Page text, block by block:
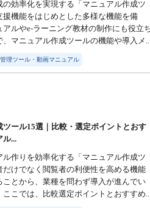
の効率化を実現する「マニュアル作成ツ
援機能をはじめとした多様な機能を備
アルやe-ラーニング教材の制作にも役立
、マニュアル作成ツールの機能や導入メ
理ツール・動画マニュアル
ツール15選｜比較・選定ポイントとおす
ル...
ル作りを効率化する「マニュアル作成ツ
だけでなく閲覧者の利便性を高める機能
ことから、業種を問わず導入が進んでい
ここでは、比較選定ポイントとおすすめ